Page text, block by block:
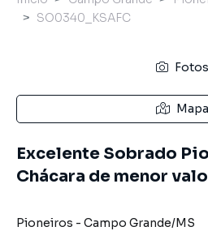
SO0340_KSAFC
Fotos
Mapa
Excelente Sobrado
Chácara de menor
Pioneiros - Campo Grande/MS